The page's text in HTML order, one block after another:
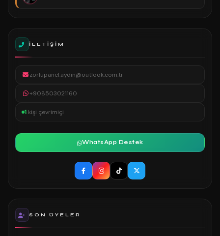
İLETIŞIM
zorlupanel.aydin@outlook.com.tr
+908503021160
1 kişi çevrimiçi
WhatsApp Destek
SON ÜYELER